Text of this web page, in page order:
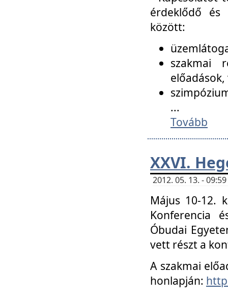
érdeklődő és
között:
szakmai
...
Tovább
XXVI.
2012. 05. 13. -
Május 10-12.
Konferencia
Óbudai
vett részt a
A szakmai
honlapján: